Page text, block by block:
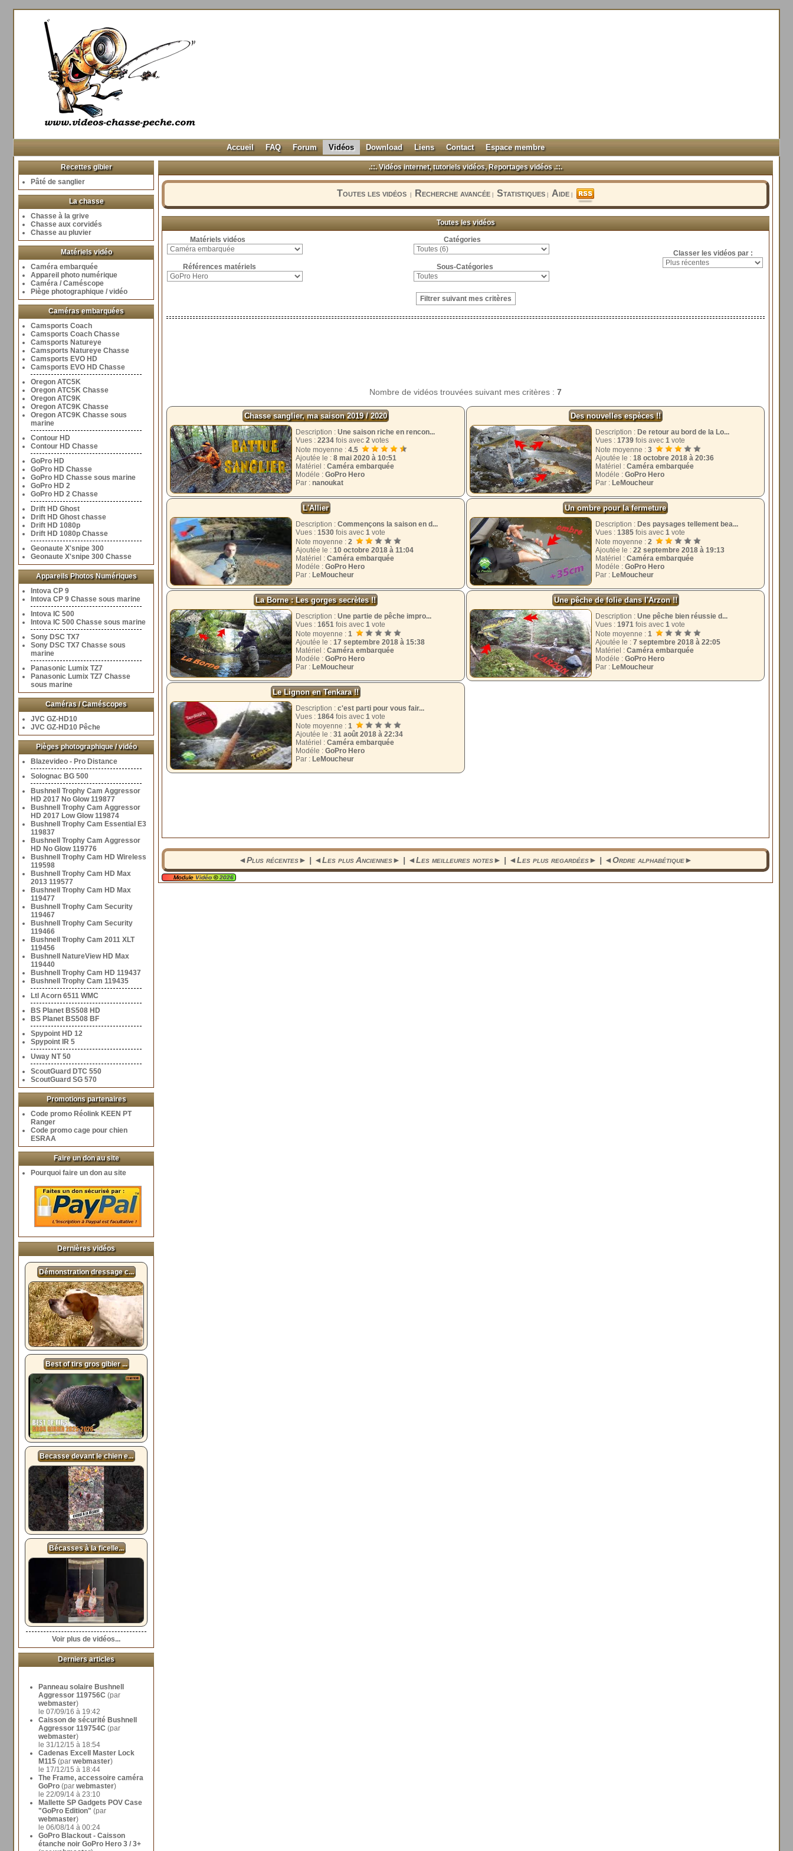
Accueil FAQ Forum Vidéos Download Liens Contact Espace membre
Recettes gibier
Pâté de sanglier
La chasse
Chasse à la grive
Chasse aux corvidés
Chasse au pluvier
Matériels vidéo
Caméra embarquée
Appareil photo numérique
Caméra / Caméscope
Piège photographique / vidéo
Caméras embarquées
Camsports Coach
Camsports Coach Chasse
Camsports Natureye
Camsports Natureye Chasse
Camsports EVO HD
Camsports EVO HD Chasse
Oregon ATC5K
Oregon ATC5K Chasse
Oregon ATC9K
Oregon ATC9K Chasse
Oregon ATC9K Chasse sous
marine
Contour HD
Contour HD Chasse
GoPro HD
GoPro HD Chasse
GoPro HD Chasse sous marine
GoPro HD 2
GoPro HD 2 Chasse
Drift HD Ghost
Drift HD Ghost chasse
Drift HD 1080p
Drift HD 1080p Chasse
Geonaute X'snipe 300
Geonaute X'snipe 300 Chasse
Appareils Photos Numériques
Intova CP 9
Intova CP 9 Chasse sous marine
Intova IC 500
Intova IC 500 Chasse sous marine
Sony DSC TX7
Sony DSC TX7 Chasse sous
marine
Panasonic Lumix TZ7
Panasonic Lumix TZ7 Chasse
sous marine
Caméras / Caméscopes
JVC GZ-HD10
JVC GZ-HD10 Pêche
Pièges photographique / vidéo
Blazevideo - Pro Distance
Solognac BG 500
Bushnell Trophy Cam Aggressor
HD 2017 No Glow 119877
Bushnell Trophy Cam Aggressor
HD 2017 Low Glow 119874
Bushnell Trophy Cam Essential E3
119837
Bushnell Trophy Cam Aggressor
HD No Glow 119776
Bushnell Trophy Cam HD Wireless
119598
Bushnell Trophy Cam HD Max
2013 119577
Bushnell Trophy Cam HD Max
119477
Bushnell Trophy Cam Security
119467
Bushnell Trophy Cam Security
119466
Bushnell Trophy Cam 2011 XLT
119456
Bushnell NatureView HD Max
119440
Bushnell Trophy Cam HD 119437
Bushnell Trophy Cam 119435
Ltl Acorn 6511 WMC
BS Planet BS508 HD
BS Planet BS508 BF
Spypoint HD 12
Spypoint IR 5
Uway NT 50
ScoutGuard DTC 550
ScoutGuard SG 570
Promotions partenaires
Code promo Réolink KEEN PT
Ranger
Code promo cage pour chien
ESRAA
Faire un don au site
Pourquoi faire un don au site
Dernières vidéos
Démonstration dressage c...
Best of tirs gros gibier ...
Becasse devant le chien e...
Bécasses à la ficelle...
Voir plus de vidéos...
Derniers articles
Panneau solaire Bushnell
Aggressor 119756C (par
webmaster)
le 07/09/16 à 19:42
Caisson de sécurité Bushnell
Aggressor 119754C (par
webmaster)
le 31/12/15 à 18:54
Cadenas Excell Master Lock
M115 (par webmaster)
le 17/12/15 à 18:44
The Frame, accessoire caméra
GoPro (par webmaster)
le 22/09/14 à 23:10
Mallette SP Gadgets POV Case
"GoPro Edition" (par
webmaster)
le 06/08/14 à 00:24
GoPro Blackout - Caisson
étanche noir GoPro Hero 3 / 3+
.::. Vidéos internet, tutoriels vidéos, Reportages vidéos .::.
Toutes les vidéos Recherche avancée| Statistiques| Aide|
Toutes les vidéos
Matériels vidéos
Références matériels
Catégories
Sous-Catégories
Classer les vidéos par :
Nombre de vidéos trouvées suivant mes critères : 7
Chasse sanglier, ma saison 2019 / 2020
Description : Une saison riche en rencon...
Vues : 2234 fois avec 2 votes
Note moyenne : 4.5
Ajoutée le : 8 mai 2020 à 10:51
Matériel : Caméra embarquée
Modéle : GoPro Hero
Par : nanoukat
Des nouvelles espèces !!
Description : De retour au bord de la Lo...
Vues : 1739 fois avec 1 vote
Note moyenne : 3
Ajoutée le : 18 octobre 2018 à 20:36
Matériel : Caméra embarquée
Modéle : GoPro Hero
Par : LeMoucheur
L'Allier
Description : Commençons la saison en d...
Vues : 1530 fois avec 1 vote
Note moyenne : 2
Ajoutée le : 10 octobre 2018 à 11:04
Matériel : Caméra embarquée
Modéle : GoPro Hero
Par : LeMoucheur
Un ombre pour la fermeture
Description : Des paysages tellement bea...
Vues : 1385 fois avec 1 vote
Note moyenne : 2
Ajoutée le : 22 septembre 2018 à 19:13
Matériel : Caméra embarquée
Modéle : GoPro Hero
Par : LeMoucheur
La Borne : Les gorges secrètes !!
Description : Une partie de pêche impro...
Vues : 1651 fois avec 1 vote
Note moyenne : 1
Ajoutée le : 17 septembre 2018 à 15:38
Matériel : Caméra embarquée
Modéle : GoPro Hero
Par : LeMoucheur
Une pêche de folie dans l'Arzon !!
Description : Une pêche bien réussie d...
Vues : 1971 fois avec 1 vote
Note moyenne : 1
Ajoutée le : 7 septembre 2018 à 22:05
Matériel : Caméra embarquée
Modéle : GoPro Hero
Par : LeMoucheur
Le Lignon en Tenkara !!
Description : c'est parti pour vous fair...
Vues : 1864 fois avec 1 vote
Note moyenne : 1
Ajoutée le : 31 août 2018 à 22:34
Matériel : Caméra embarquée
Modéle : GoPro Hero
Par : LeMoucheur
◄Plus récentes► | ◄Les plus Anciennes► | ◄Les meilleures notes► | ◄Les plus regardées► | ◄Ordre alphabétique►
Module Vidéo ©2026